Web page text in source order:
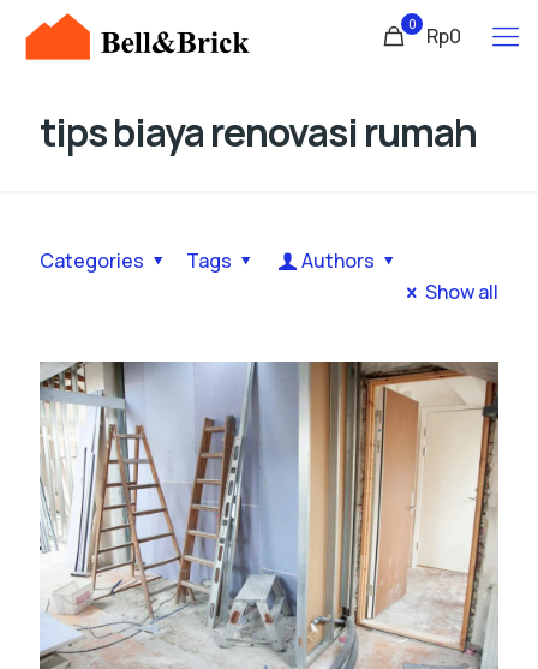
0 Rp0
tips biaya renovasi rumah
Categories Tags
Authors
Show all